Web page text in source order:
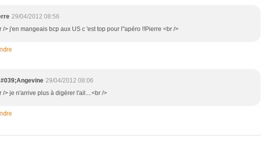
29/04/2012 08:56
/> j'en mangeais bcp aux US c 'est top pour l"apéro !!Pierre <br />
29/04/2012 08:06
/> je n'arrive plus à digérer l'ail....<br />